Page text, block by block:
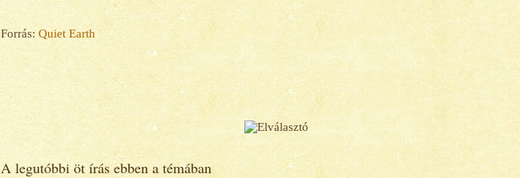
Forrás: Quiet Earth
A legutóbbi öt írás ebben a témában